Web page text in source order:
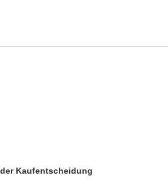
Kaufentscheidung